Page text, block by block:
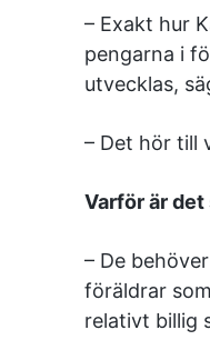
– Exakt hur
pengarna i
utvecklas,
– Det hör till
Varför är
– De
föräldrar
relativt billig